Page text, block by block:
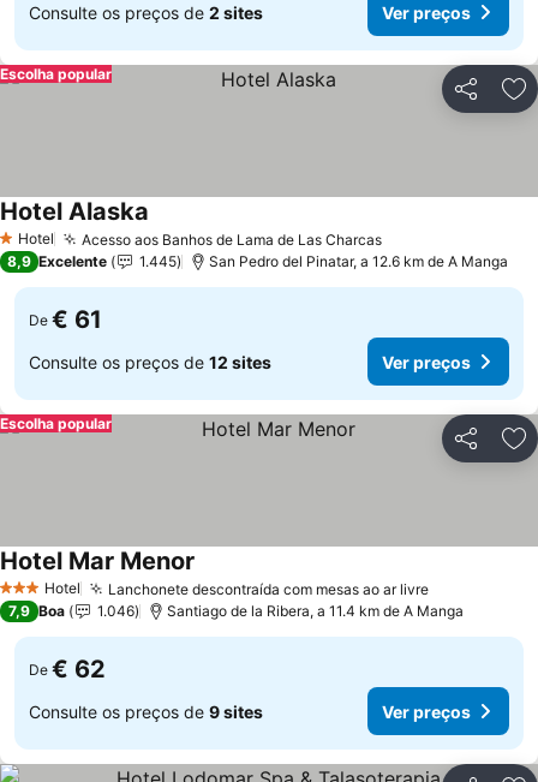
Consulte os preços de 2 sites Ver preços
Partilhar
Escolha popular
1 Estrelas
Hotel Acesso aos Banhos de Lama de Las Charcas
Hotel Alaska
8,9 Excelente 1.445 San Pedro del Pinatar, a 12.6 km de A Manga
De € 61
Consulte os preços de 12 sites Ver preços
Partilhar
Escolha popular
3 EstrelasHotel Lanchonete descontraída com mesas ao ar livre
Hotel Mar Menor
7,9 Boa 1.046 Santiago de la Ribera, a 11.4 km de A Manga
De € 62
Consulte os preços de 9 sites Ver preços